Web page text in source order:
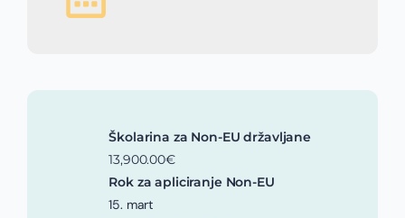
Školarina za Non-EU državljane
13,900.00€
Rok za apliciranje Non-EU
15. mart